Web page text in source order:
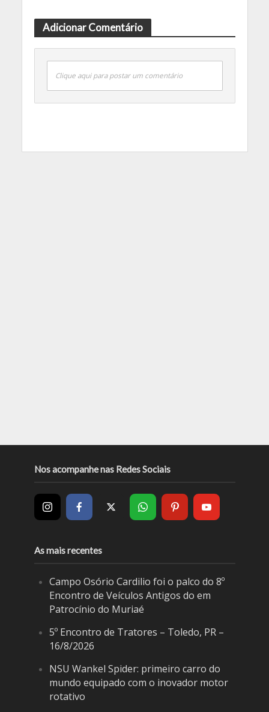
Adicionar Comentário
Clique aqui para postar um comentário
Nos acompanhe nas Redes Sociais
As mais recentes
Campo Osório Cardilio foi o palco do 8º
Encontro de Veículos Antigos do em
Patrocínio do Muriaé
5º Encontro de Tratores – Toledo, PR –
16/8/2026
NSU Wankel Spider: primeiro carro do
mundo equipado com o inovador motor
rotativo